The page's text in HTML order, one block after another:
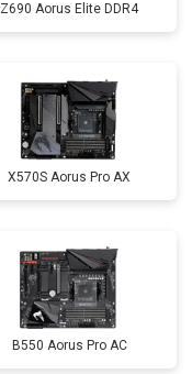
Z690 Aorus Elite DDR4
X570S Aorus Pro AX
B550 Aorus Pro AC